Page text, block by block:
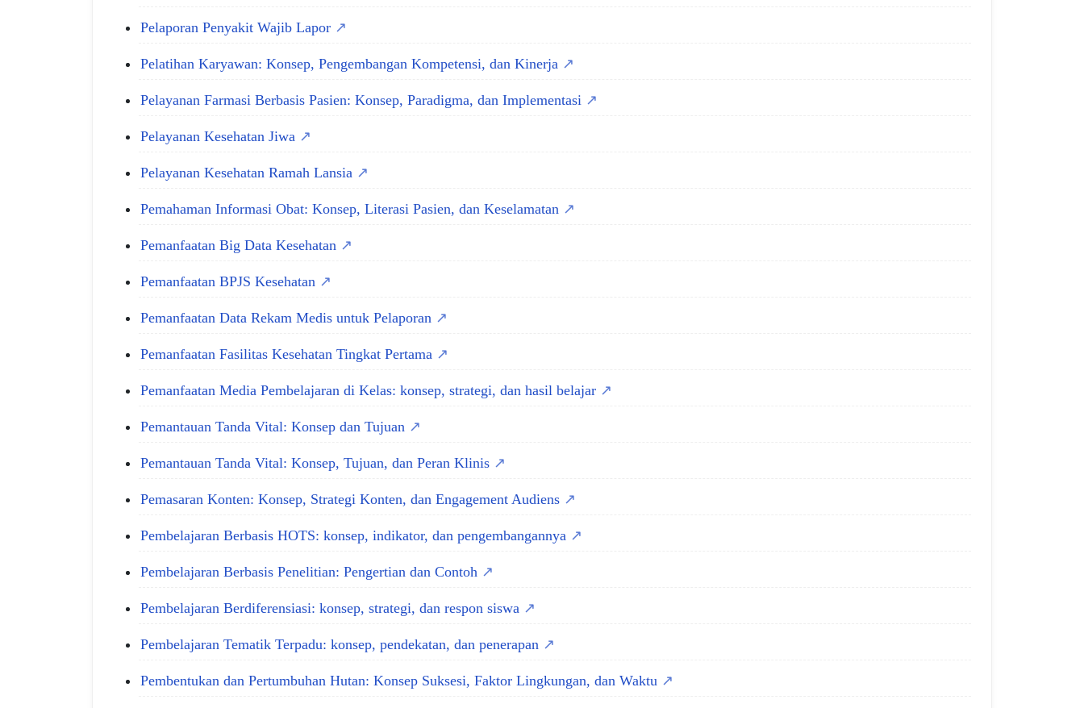
Pelaporan Penyakit Wajib Lapor
Pelatihan Karyawan: Konsep, Pengembangan Kompetensi, dan Kinerja
Pelayanan Farmasi Berbasis Pasien: Konsep, Paradigma, dan Implementasi
Pelayanan Kesehatan Jiwa
Pelayanan Kesehatan Ramah Lansia
Pemahaman Informasi Obat: Konsep, Literasi Pasien, dan Keselamatan
Pemanfaatan Big Data Kesehatan
Pemanfaatan BPJS Kesehatan
Pemanfaatan Data Rekam Medis untuk Pelaporan
Pemanfaatan Fasilitas Kesehatan Tingkat Pertama
Pemanfaatan Media Pembelajaran di Kelas: konsep, strategi, dan hasil belajar
Pemantauan Tanda Vital: Konsep dan Tujuan
Pemantauan Tanda Vital: Konsep, Tujuan, dan Peran Klinis
Pemasaran Konten: Konsep, Strategi Konten, dan Engagement Audiens
Pembelajaran Berbasis HOTS: konsep, indikator, dan pengembangannya
Pembelajaran Berbasis Penelitian: Pengertian dan Contoh
Pembelajaran Berdiferensiasi: konsep, strategi, dan respon siswa
Pembelajaran Tematik Terpadu: konsep, pendekatan, dan penerapan
Pembentukan dan Pertumbuhan Hutan: Konsep Suksesi, Faktor Lingkungan, dan Waktu